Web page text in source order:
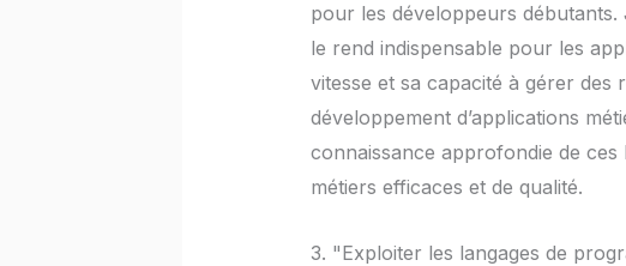
pour les développeurs
le rend indispensable pour les
vitesse et sa capacité à gérer des
développement d’applications
connaissance approfondie de
métiers efficaces et de qualité.
3. "Exploiter les langages de